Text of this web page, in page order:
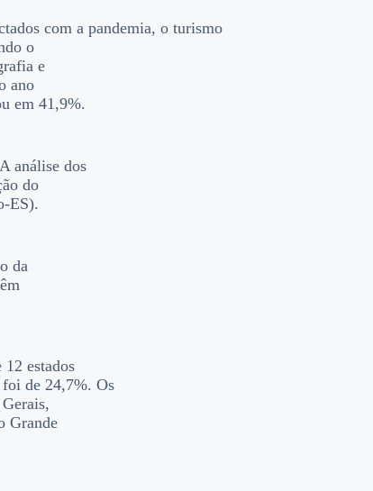
com a pandemia, o turismo
o
e
ano
em 41,9%.
análise dos
do
ES).
da
estados
foi de 24,7%. Os
Grande